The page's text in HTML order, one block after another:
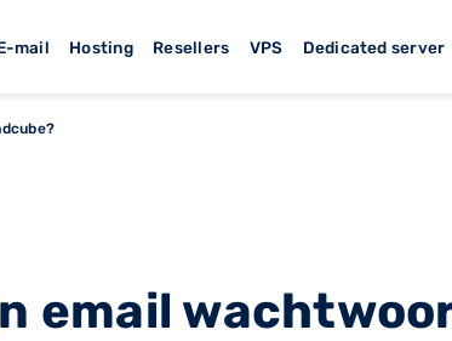
mail Hosting Resellers VPS Dedicated server
email